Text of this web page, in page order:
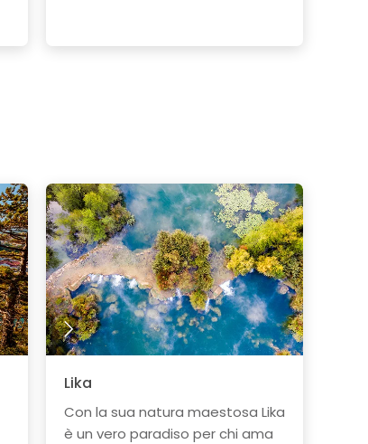
Lika
Con la sua natura maestosa Lika
è un vero paradiso per chi ama